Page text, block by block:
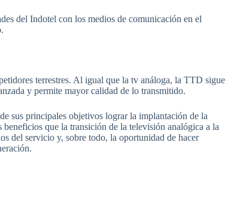
del Indotel con los medios de comunicación en el
terrestres. Al igual que la tv análoga, la TTD sigue
y permite mayor calidad de lo transmitido.
sus principales objetivos lograr la implantación de la
que la transición de la televisión analógica a la
del servicio y, sobre todo, la oportunidad de hacer